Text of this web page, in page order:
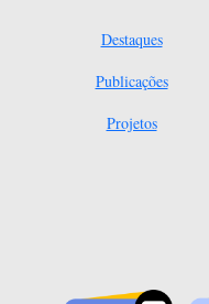
Destaques
Publicações
Projetos